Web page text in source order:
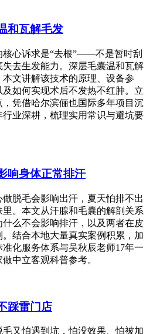
和瓦解毛发
核心诉求是“去根”——不是暂时刮
去生发能力。深层毛囊温和瓦解
文讲解该技术的原理、设备参
如何实现术后不发热不红肿。立
，凭借哈尔滨俪也国际多年项目沉
行业深耕，梳理实用常识与避坑要
响身体正常排汗
脱毛会影响出汗，夏天怕排不出
。本文从汗腺和毛囊的解剖关系
么不会影响排汗，以及两者在皮
结合本地大量真实案例积累，加
准化服务体系与吴秋辰老师17年一
中立客观科普参考。
踩雷门店
又怕遇到坑，怕没效果、怕被加